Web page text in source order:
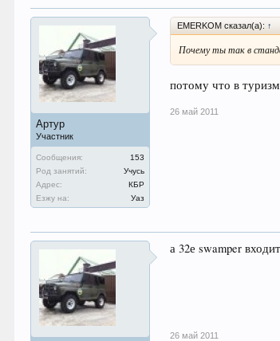
Артур
Участник
Сообщения:
153
Род занятий:
Учусь
Адрес:
КБР
Езжу на:
Уаз
EMERKOM сказал(а): ↑
Почему ты так в
потому что в
26 май 2011
а 32е swamper
26 май 2011